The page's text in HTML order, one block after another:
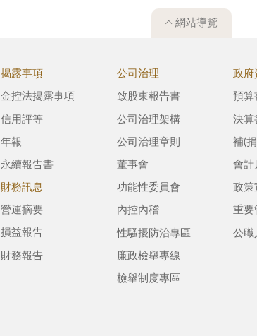
網站導覽
揭露事項
金控法揭露事項
信用評等
年報
永續報告書
財務訊息
營運摘要
損益報告
財務報告
公司治理
致股東報告書
公司治理架構
公司治理章則
董事會
功能性委員會
內控內稽
性騷擾防治專區
廉政檢舉專線
檢舉制度專區
政府
預算
決算
補(
會計
政策
重要
公職